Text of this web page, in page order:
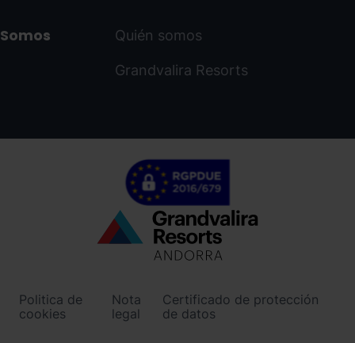
Somos Quién somos
Grandvalira Resorts
-
ordinoarcalis.com
Certificado de protección
de datos
Politica de
cookies
Nota
legal